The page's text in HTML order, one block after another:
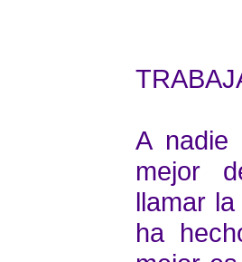
A
mejor
llamar
ha